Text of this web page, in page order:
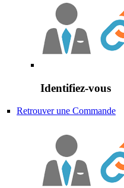
Identifiez-vous
Retrouver une Commande